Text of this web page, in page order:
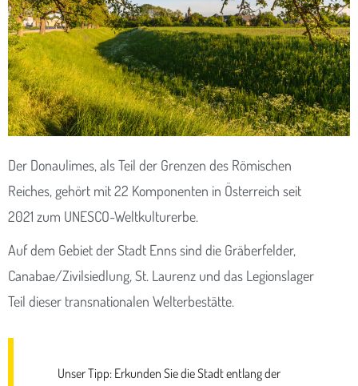
Der Donaulimes, als Teil der Grenzen des Römischen
Reiches, gehört mit 22 Komponenten in Österreich seit
2021 zum UNESCO-Weltkulturerbe.
Auf dem Gebiet der Stadt Enns sind die Gräberfelder,
Canabae/Zivilsiedlung, St. Laurenz und das Legionslager
Teil dieser transnationalen Welterbestätte.
Unser Tipp: Erkunden Sie die Stadt entlang der